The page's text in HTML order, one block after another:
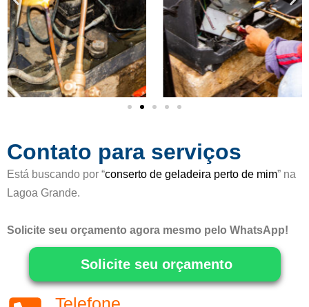
c
o
m
5
d
Contato para serviços
Está buscando por “conserto de geladeira perto de mim” na
Lagoa Grande.
Solicite seu orçamento agora mesmo pelo WhatsApp!
Solicite seu orçamento